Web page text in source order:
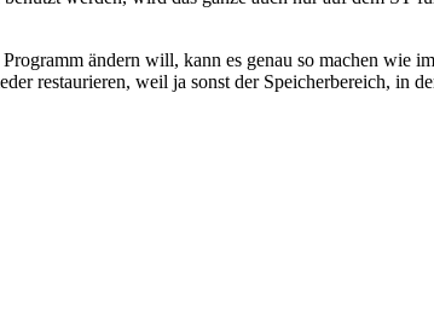
ändern will, kann es genau so machen
restaurieren, weil ja sonst der Speicherbereich, in